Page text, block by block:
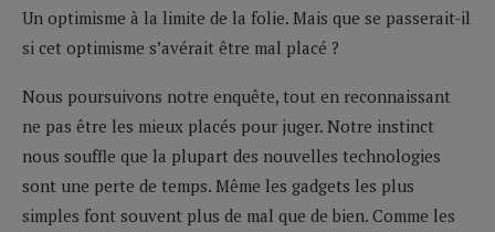
Un optimisme à la limite de la folie. Mais que se passerait-il
si cet optimisme s’avérait être mal placé ?
Nous poursuivons notre enquête, tout en reconnaissant
ne pas être les mieux placés pour juger. Notre instinct
nous souffle que la plupart des nouvelles technologies
sont une perte de temps. Même les gadgets les plus
simples font souvent plus de mal que de bien. Comme les